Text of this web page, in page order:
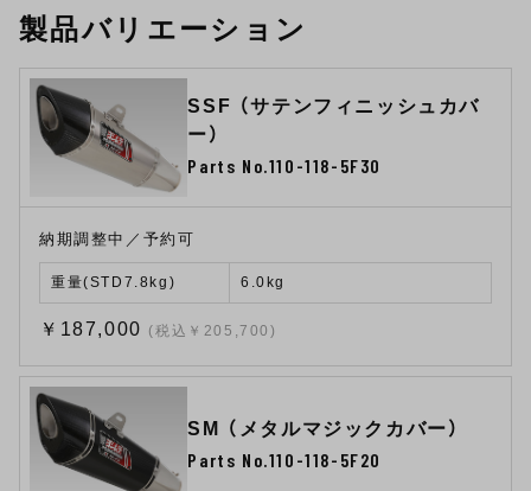
製品バリエーション
SSF （サテンフィニッシュカバ
ー）
Parts No.110-118-5F30
納期調整中／予約可
重量(STD7.8kg) 6.0kg
￥187,000 (税込￥205,700)
SM （メタルマジックカバー）
Parts No.110-118-5F20